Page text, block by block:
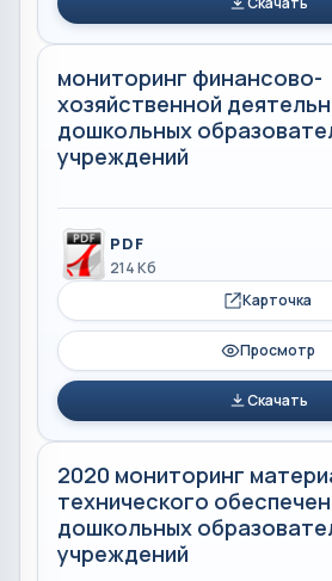
мониторинг финансово-
хозяйственной
дошкольных
учреждений
PDF
214 Кб
Карточка
Просмотр
Скачать
2020 мониторинг
технического
дошкольных
учреждений